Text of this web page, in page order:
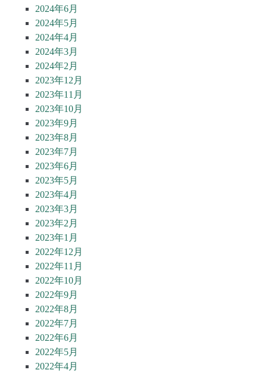
2024年6月
2024年5月
2024年4月
2024年3月
2024年2月
2023年12月
2023年11月
2023年10月
2023年9月
2023年8月
2023年7月
2023年6月
2023年5月
2023年4月
2023年3月
2023年2月
2023年1月
2022年12月
2022年11月
2022年10月
2022年9月
2022年8月
2022年7月
2022年6月
2022年5月
2022年4月